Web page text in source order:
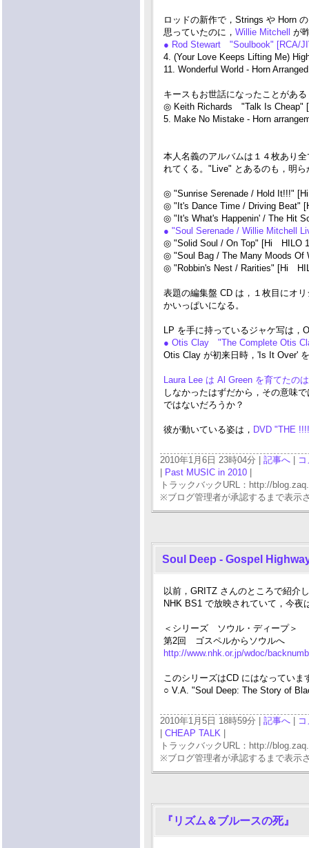
ロッドの新作で，Strings や Horn
思っていたのに， Willie Mitchell が
● Rod Stewart "Soulbook" [RCA/
4. (Your Love Keeps Lifting Me)
11. Wonderful World - Horn
キースもお世話になったことがあ
◎ Keith Richards "Talk Is Cheap"
5. Make No Mistake - Horn
本人名義のアルバムは１４枚あり
れてくる。"Live" とあるのも，明
◎ "Sunrise Serenade / Hold It!!!"
◎ "It's Dance Time / Driving Beat"
◎ "It's What's Happenin' / The Hit
● "Soul Serenade / Willie Mitchell
◎ "Solid Soul / On Top" [Hi HILO
◎ "Soul Bag / The Many Moods
◎ "Robbin's Nest / Rarities" [Hi
表題の編集盤 CD は，１枚目にオ
かいっぱいになる。
LP を手に持っているジャケ写は，
● Otis Clay "The Complete Otis
Otis Clay が初来日時，'Is It Over'
Laura Lee は Al Green を育てたの
しなかったはずだから，その意味
ではないだろうか？
彼が動いている姿は， DVD "THE
2010年1月6日 23時04分 | 記事へ
Past MUSIC in 2010
トラックバックURL：http://
※ブログ管理者が承認するまで表示
Soul Deep - Gospel
以前，GRITZ さんのところで紹介
NHK BS1 で放映されていて，今
＜シリーズ ソウル・ディープ＞
第2回 ゴスペルからソウルへ
http://www.nhk.or.jp/wdoc/
このシリーズはCD にはなってい
○ V.A. "Soul Deep: The Story of
2010年1月5日 18時59分 | 記事へ
CHEAP TALK
トラックバックURL：http://
※ブログ管理者が承認するまで表示
『リズム＆ブルースの死』